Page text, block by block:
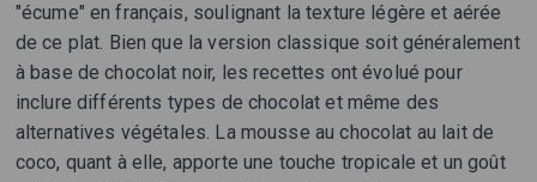
"écume" en français, soulignant la texture légère et aérée
de ce plat. Bien que la version classique soit généralement
à base de chocolat noir, les recettes ont évolué pour
inclure différents types de chocolat et même des
alternatives végétales. La mousse au chocolat au lait de
coco, quant à elle, apporte une touche tropicale et un goût